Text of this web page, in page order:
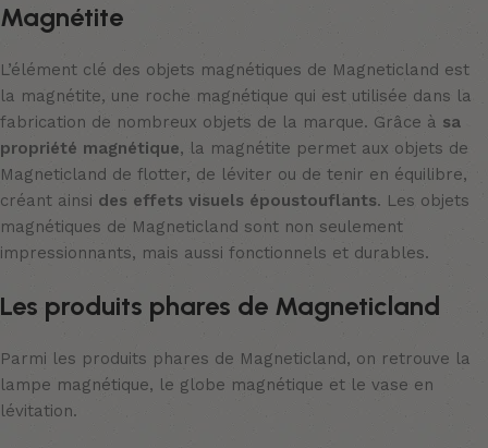
Magnétite
L’élément clé des objets magnétiques de Magneticland est
la magnétite, une roche magnétique qui est utilisée dans la
fabrication de nombreux objets de la marque. Grâce à sa
propriété magnétique, la magnétite permet aux objets de
Magneticland de flotter, de léviter ou de tenir en équilibre,
créant ainsi des effets visuels époustouflants. Les objets
magnétiques de Magneticland sont non seulement
impressionnants, mais aussi fonctionnels et durables.
Les produits phares de Magneticland
Parmi les produits phares de Magneticland, on retrouve la
lampe magnétique, le globe magnétique et le vase en
lévitation.